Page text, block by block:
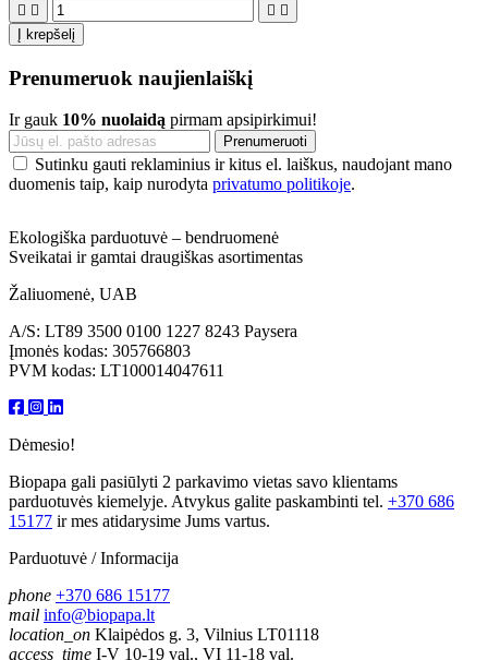
   
Į krepšelį
Prenumeruok naujienlaiškį
Ir gauk 10% nuolaidą pirmam apsipirkimui!
Sutinku gauti reklaminius ir kitus el. laiškus, naudojant mano
duomenis taip, kaip nurodyta privatumo politikoje.
Ekologiška parduotuvė – bendruomenė
Sveikatai ir gamtai draugiškas asortimentas
Žaliuomenė, UAB
A/S: LT89 3500 0100 1227 8243 Paysera
Įmonės kodas: 305766803
PVM kodas: LT100014047611
Dėmesio!
Biopapa gali pasiūlyti 2 parkavimo vietas savo klientams
parduotuvės kiemelyje. Atvykus galite paskambinti tel. +370 686
15177 ir mes atidarysime Jums vartus.
Parduotuvė / Informacija
phone +370 686 15177
mail info@biopapa.lt
location_on Klaipėdos g. 3, Vilnius LT01118
access_time I-V 10-19 val., VI 11-18 val.